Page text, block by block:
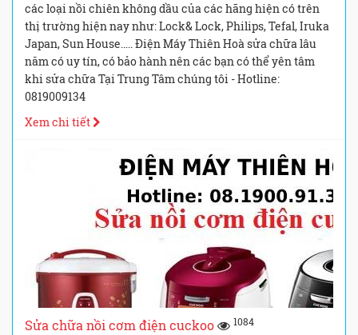
các loại nồi chiên không dầu của các hãng hiện có trên
thị trường hiện nay như: Lock& Lock, Philips, Tefal, Iruka
Japan, Sun House….. Điện Máy Thiên Hoà sửa chữa lâu
năm có uy tín, có bảo hành nên các bạn có thể yên tâm
khi sửa chữa Tại Trung Tâm chúng tôi - Hotline:
0819009134
Xem chi tiết
Sửa chữa nồi cơm điện cuckoo 1084